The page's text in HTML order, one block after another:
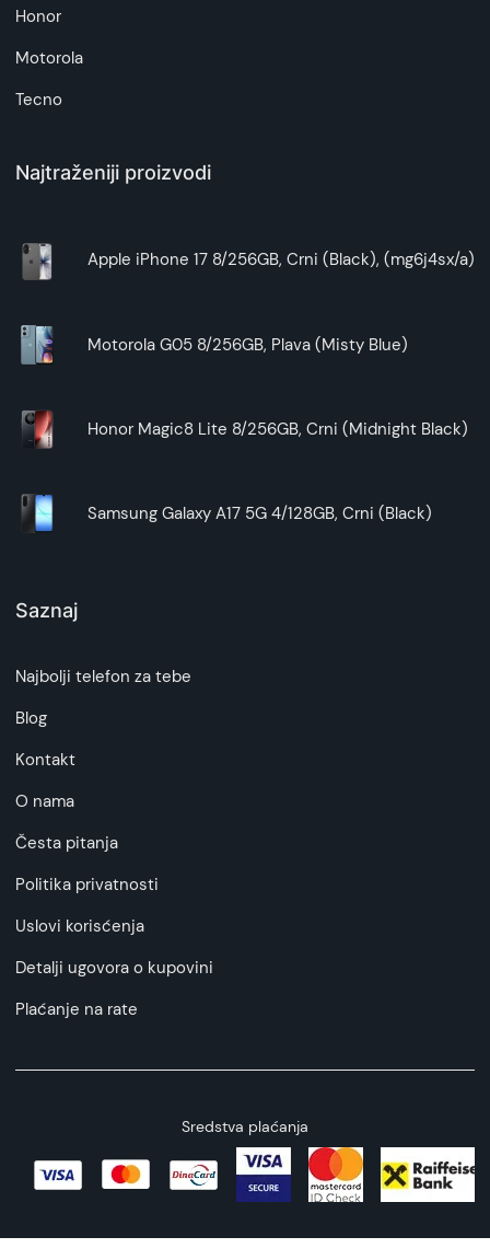
Honor
Motorola
Tecno
Najtraženiji proizvodi
Apple iPhone 17 8/256GB, Crni (Black), (mg6j4sx/a)
Motorola G05 8/256GB, Plava (Misty Blue)
Honor Magic8 Lite 8/256GB, Crni (Midnight Black)
Samsung Galaxy A17 5G 4/128GB, Crni (Black)
Saznaj
Najbolji telefon za tebe
Blog
Kontakt
O nama
Česta pitanja
Politika privatnosti
Uslovi korisćenja
Detalji ugovora o kupovini
Plaćanje na rate
Sredstva plaćanja